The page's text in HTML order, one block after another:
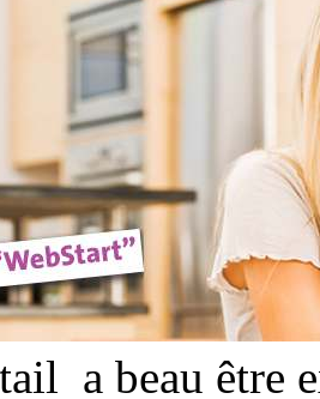
: Du
a beau être